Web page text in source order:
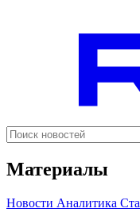
Материалы
Новости Аналитика